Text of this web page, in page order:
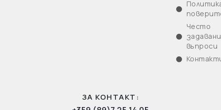
Често
задавани
въпроси
ЗА КОНТАКТ: